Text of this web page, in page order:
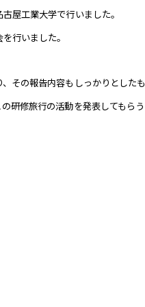
屋工業大学で行いました。
行いました。
その報告内容もしっかりとした
研修旅行の活動を発表してもらう